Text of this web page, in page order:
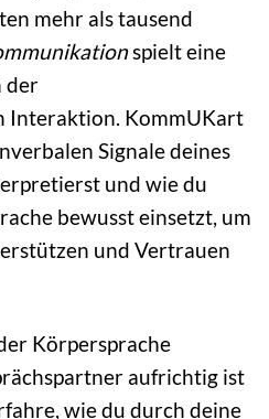
mehr als tausend
spielt eine
der
Interaktion. KommUKart
Signale deines
und wie du
bewusst einsetzt, um
und Vertrauen
Körpersprache
aufrichtig ist
wie du durch deine